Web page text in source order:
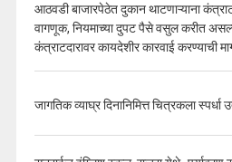
आठवडी बाजारपेठेत दुकान थाटणाऱ्याना
वागणूक, नियमाच्या दुपट पैसे वसुल करीत
कंत्राटदारावर कायदेशीर कारवाई करण्याची
जागतिक व्याघ्र दिनानिमित्त चित्रकला स्पर्धा